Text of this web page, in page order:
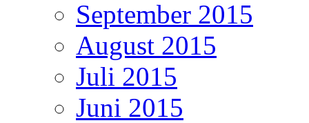
September 2015
August 2015
Juli 2015
Juni 2015